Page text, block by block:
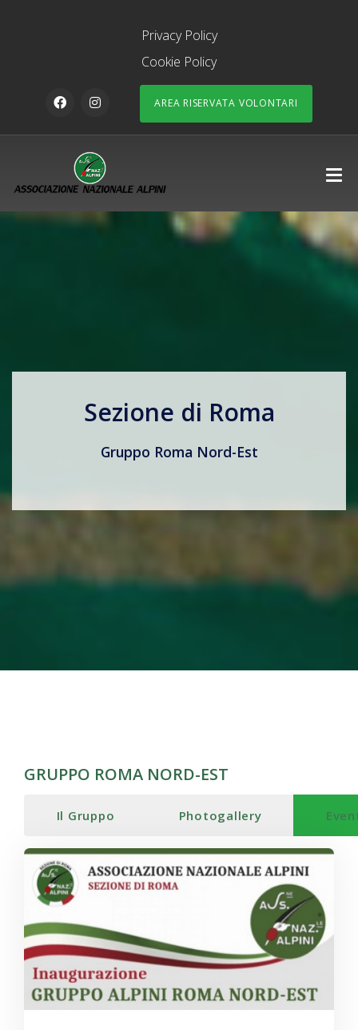
Privacy Policy
Cookie Policy
AREA RISERVATA VOLONTARI
Sezione di Roma
Gruppo Roma Nord-Est
GRUPPO ROMA NORD-EST
Il Gruppo Photogallery